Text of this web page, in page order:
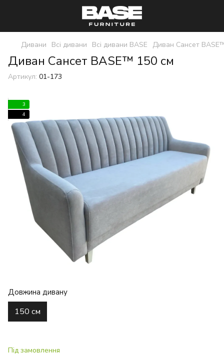
Дивани Всі дивани Всі дивани BASE Диван Сансет
Диван Сансет BASE™ 150 см
Артикул: 01-173
3
4
Довжина дивану
150 см
Під замовлення